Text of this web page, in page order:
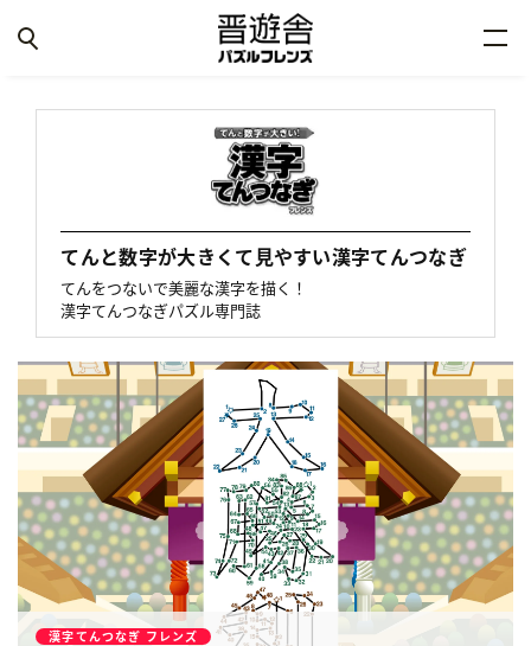
てんと数字が大きくて見やすい漢字てんつなぎ
てんをつないで美麗な漢字を描く！
漢字てんつなぎパズル専門誌
漢字てんつなぎ フレンズ